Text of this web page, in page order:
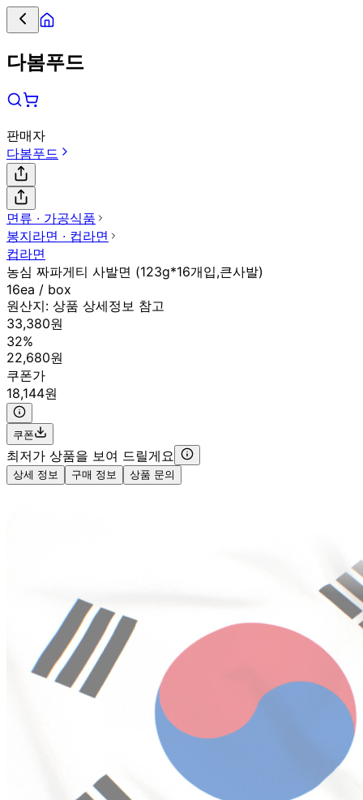
다봄푸드
판매자
다봄푸드
면류 ∙ 가공식품
봉지라면 ∙ 컵라면
컵라면
농심 짜파게티 사발면 (123g*16개입,큰사발)
16ea / box
원산지: 상품 상세정보 참고
33,380원
32%
22,680원
쿠폰가
18,144원
쿠폰
최저가 상품을 보여 드릴게요
상세 정보 구매 정보 상품 문의